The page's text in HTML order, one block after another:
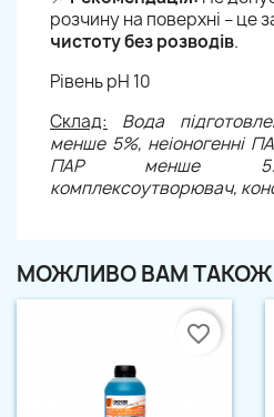
розчину на поверхні – це
чистоту без розводів.
Рівень рН 10
Склад:
Вода
менше 5%, неіоногенні
ПАР менше 5%,
комплексоутворювач,
МОЖЛИВО ВАМ
favorite_border